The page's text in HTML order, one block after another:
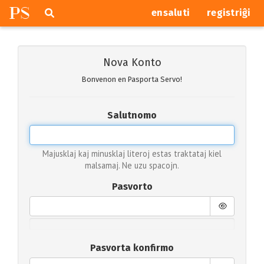
Pretersalti
PS ensaluti registriĝi
Nova Konto
Bonvenon en Pasporta Servo!
Salutnomo
Majusklaj kaj minusklaj literoj estas traktataj kiel
malsamaj. Ne uzu spacojn.
Pasvorto
Pasvorta konfirmo